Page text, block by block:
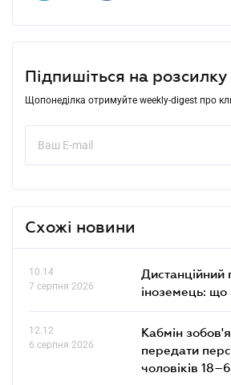
Підпишіться на розсилку
Щопонеділка отримуйте weekly-digest про
Схожі новини
10.14
7 серпня 2026
Дистанційний
іноземець:
12.12
6 серпня 2026
Кабмін
передати
чоловіків